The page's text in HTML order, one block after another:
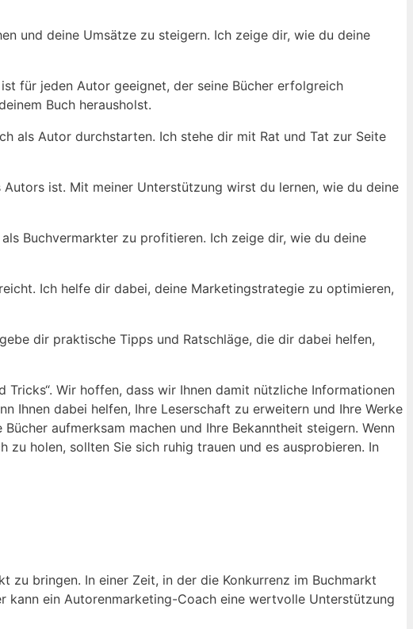
und ​deine ‍Umsätze zu ⁣steigern. Ich ⁢zeige dir, ‍wie ‍du⁢ deine
⁣für jeden Autor geeignet, der⁤ seine Bücher erfolgreich
Buch herausholst.
als Autor ‌durchstarten. Ich ⁤stehe dir mit Rat und Tat zur Seite
ist. Mit⁢ meiner⁤ Unterstützung wirst du​ lernen, wie du deine
Buchvermarkter zu profitieren. Ich zeige dir, wie ‌du⁢ deine
Ich helfe‌ dir dabei, deine Marketingstrategie zu ‍optimieren,
dir praktische Tipps und Ratschläge, die dir dabei‌ helfen,
Wir hoffen, dass wir Ihnen⁣ damit​ nützliche Informationen
Ihnen ⁢dabei helfen, Ihre‍ Leserschaft zu erweitern und Ihre Werke
aufmerksam ⁣machen ⁢und Ihre ⁤Bekanntheit steigern. ‌Wenn
holen, sollten Sie‍ sich ⁣ruhig trauen und es⁤ ausprobieren. In
zu ​bringen. ⁢In einer Zeit, in‌ der die Konkurrenz im ⁣Buchmarkt
ein Autorenmarketing-Coach eine wertvolle Unterstützung